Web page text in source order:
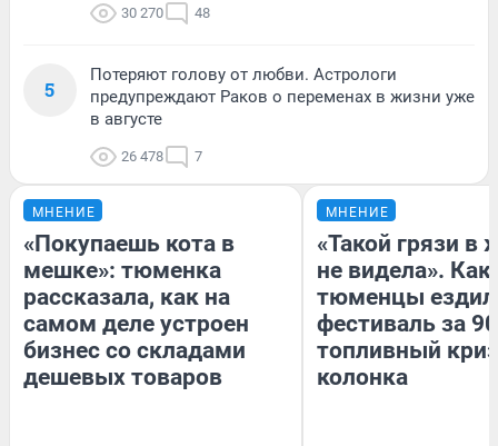
30 270 48
5
Потеряют голову от любви. Астрологи
предупреждают Раков о переменах в жизни уже
в августе
26 478 7
МНЕНИЕ
«Покупаешь кота в
мешке»: тюменка
рассказала, как на
самом деле устроен
бизнес со складами
дешевых товаров
МНЕНИЕ
«Такой грязи в
не видела». Как
тюменцы
фестиваль за
топливный
колонка